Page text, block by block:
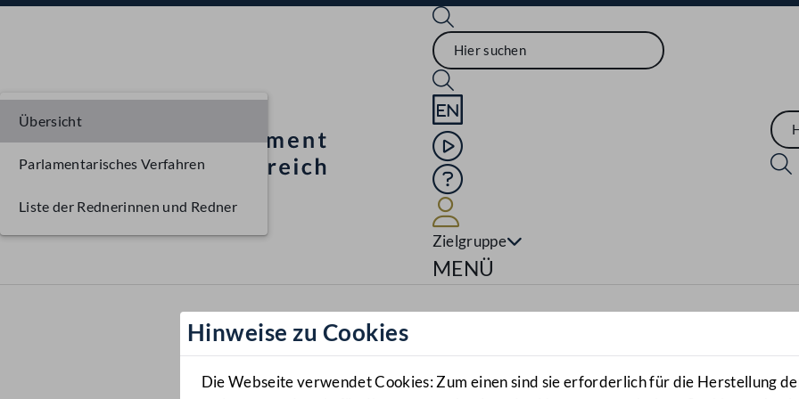
Sprache English
Mediathek
Hilfe
Zielgruppe
Navigationsmenü öffnen
MENÜ
Hinweise zu Cookies
Die Webseite verwendet Cookies: Zum einen sind sie erforderlich für die Herstellung
Übersicht
Parlamentarisches Verfahren
Liste der Rednerinnen und Redner